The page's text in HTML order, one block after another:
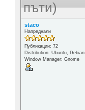
пъти)
staco
Напреднали
Публикации: 72
Distribution: Ubuntu, Debian
Window Manager: Gnome